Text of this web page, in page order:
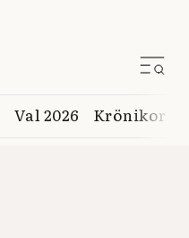
Val 2026 Krönikor